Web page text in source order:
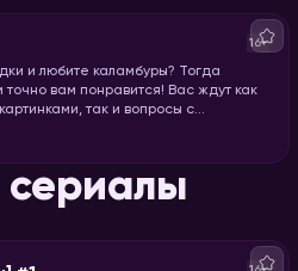
16+
и любите каламбуры? Тогда
вам понравится! Вас ждут как
так и вопросы с
Вспоминайте, что означает